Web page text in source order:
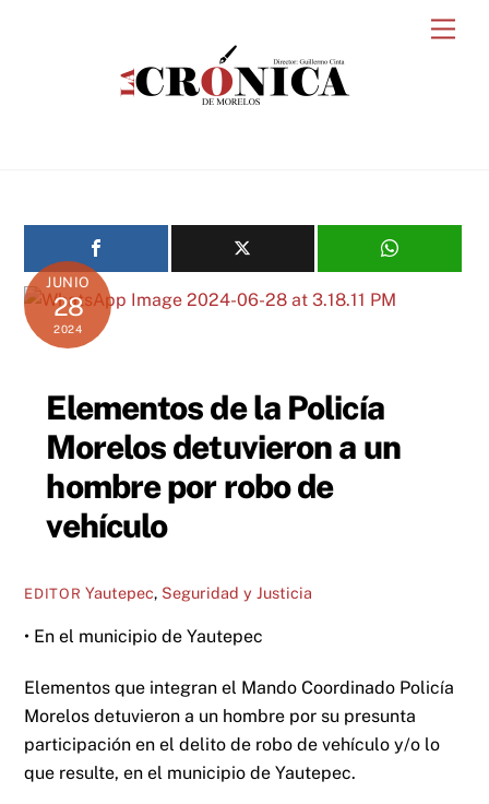
JUNIO
28
2024
Elementos de la Policía
Morelos detuvieron a un
hombre por robo de
vehículo
EDITOR Yautepec, Seguridad y Justicia
• En el municipio de Yautepec
Elementos que integran el Mando Coordinado Policía
Morelos detuvieron a un hombre por su presunta
participación en el delito de robo de vehículo y/o lo
que resulte, en el municipio de Yautepec.